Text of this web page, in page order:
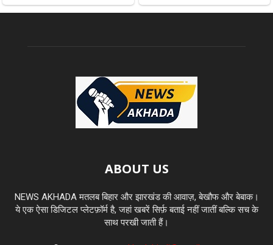
ABOUT US
NEWS AKHADA मतलब बिहार और झारखंड की आवाज़, बेखौफ और बेबाक।
ये एक ऐसा डिजिटल प्लेटफ़ॉर्म है, जहां खबरें सिर्फ़ बताई नहीं जातीं बल्कि सच के
साथ परखी जाती हैं।